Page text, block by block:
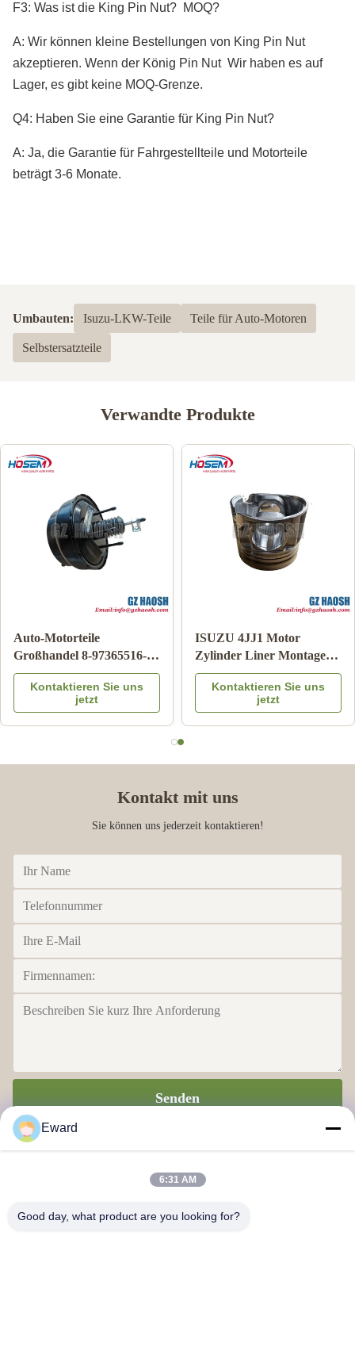
5Kühlsystem: Lüfterkupplung, Kühler,
Klimaanlage, Lüfterblatt;
6.Motorverschluss- und Reparaturkits
7. Gürtel & Busch & Lager & Öldichtung;
8Außenseite: Leuchten, Fender,
Stoßstange, Gitter, Spiegel;
Wenn Sie weitere Informationen benötigen,
F3: Was ist die King Pin Nut? MOQ?
A: Wir können kleine Bestellungen von King Pin Nut
akzeptieren. Wenn der König Pin Nut Wir haben es auf
Lager, es gibt keine MOQ-Grenze.
Q4: Haben Sie eine Garantie für King Pin Nut?
A: Ja, die Garantie für Fahrgestellteile und Motorteile
beträgt 3-6 Monate.
Umbauten: Isuzu-LKW-Teile Teile für Auto-Motoren
Selbstersatzteile
Verwandte Produkte
Auto-Motorteile
Großhandel 8-97365516-
DC Bremskraftverstärker
für Isuzu DMAX 03-06
Kontaktieren Sie uns
jetzt
ISUZU 4JJ1 Motor
Zylinder Liner Montage
OEM Ersatz 3 Monate
Garantie
Kontaktieren Sie uns
jetzt
Kontakt mit uns
Sie können uns jederzeit kontaktieren!
Senden
Eward
6:31 AM
Good day, what product are you looking for?